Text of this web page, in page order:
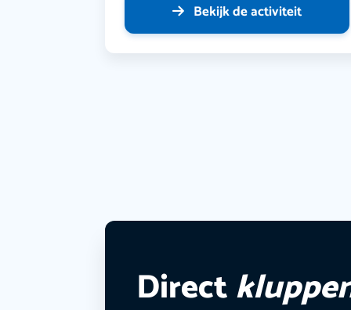
Bekijk de activiteit
Direct